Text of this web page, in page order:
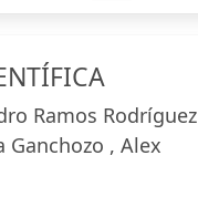
Ramos Rodríguez
Ganchozo , Alex